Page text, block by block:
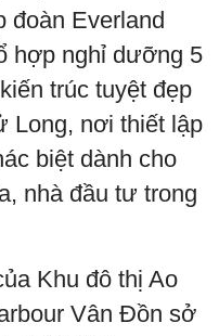
đoàn Everland
hợp nghỉ dưỡng 5
trúc tuyệt đẹp
Long, nơi thiết lập
biệt dành cho
nhà đầu tư trong
Khu đô thị Ao
Vân Đồn sở